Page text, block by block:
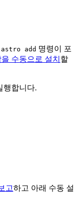
astro add 명령이 포
수동으로 설치 할
행합니다.
고하고 아래 수동 설